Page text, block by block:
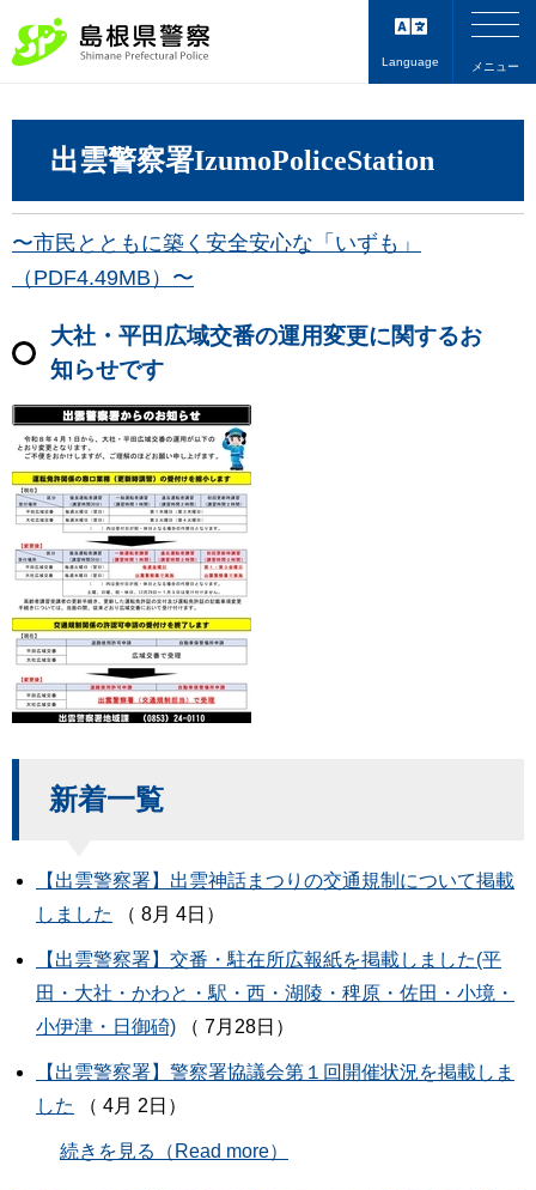
Language メニュー
出雲警察署IzumoPoliceStation
〜市民とともに築く安全安心な「いずも」
（PDF4.49MB）〜
大社・平田広域交番の運用変更に関するお
知らせです
新着一覧
【出雲警察署】出雲神話まつりの交通規制について掲載
しました
（ 8月 4日）
【出雲警察署】交番・駐在所広報紙を掲載しました(平
田・大社・かわと・駅・西・湖陵・稗原・佐田・小境・
小伊津・日御碕) （ 7月28日）
【出雲警察署】警察署協議会第１回開催状況を掲載しま
した
（ 4月 2日）
続きを見る（Read more）